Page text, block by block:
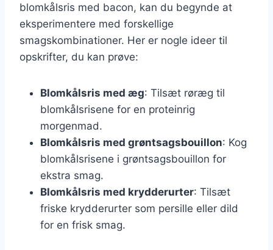
blomkålsris med bacon, kan du begynde at
eksperimentere med forskellige
smagskombinationer. Her er nogle ideer til
opskrifter, du kan prøve:
Blomkålsris med æg: Tilsæt røræg til
blomkålsrisene for en proteinrig
morgenmad.
Blomkålsris med grøntsagsbouillon: Kog
blomkålsrisene i grøntsagsbouillon for
ekstra smag.
Blomkålsris med krydderurter: Tilsæt
friske krydderurter som persille eller dild
for en frisk smag.